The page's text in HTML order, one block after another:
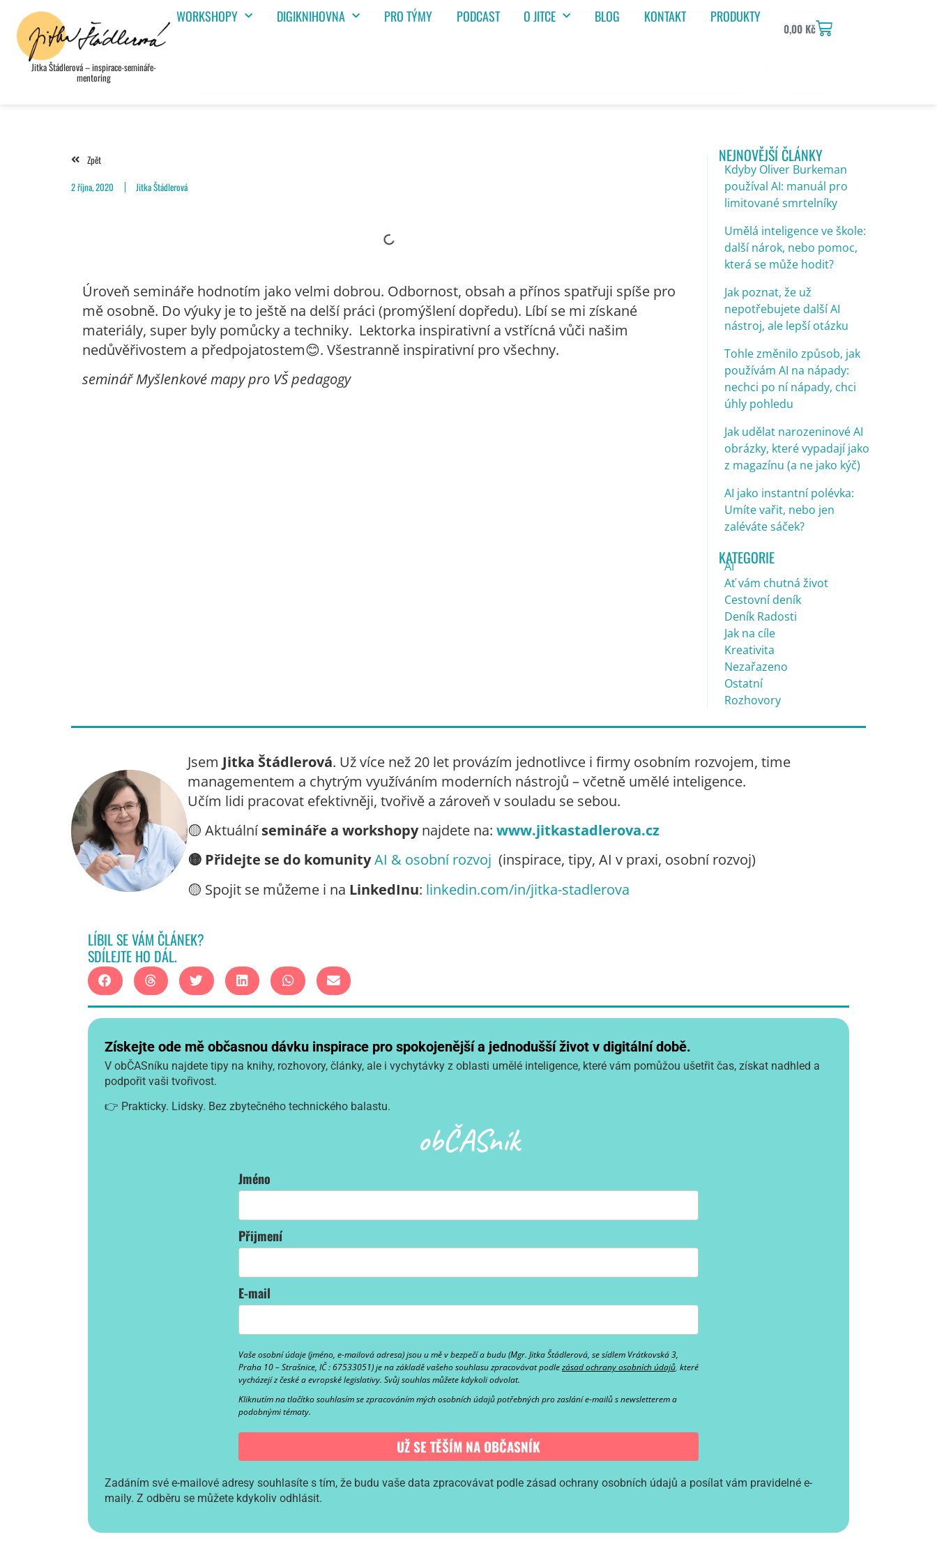
Jitka Štádlerová – inspirace-semináře-
mentoring
WORKSHOPY DIGIKNIHOVNA PRO TÝMY PODCAST O JITCE BLOG KONTAKT PRODUKTY
0,00 Kč
Zpět
2 října, 2020
Jitka Štádlerová
Úroveň semináře hodnotím jako velmi dobrou. Odbornost, obsah a přínos spatřuji spíše pro
mě osobně. Do výuky je to ještě na delší práci (promýšlení dopředu). Líbí se mi získané
materiály, super byly pomůcky a techniky. Lektorka inspirativní a vstřícná vůči našim
nedůvěřivostem a předpojatostem😊. Všestranně inspirativní pro všechny.
seminář Myšlenkové mapy pro VŠ pedagogy
NEJNOVĚJŠÍ ČLÁNKY
Kdyby Oliver Burkeman
používal AI: manuál pro
limitované smrtelníky
Umělá inteligence ve škole:
další nárok, nebo pomoc,
která se může hodit?
Jak poznat, že už
nepotřebujete další AI
nástroj, ale lepší otázku
Tohle změnilo způsob, jak
používám AI na nápady:
nechci po ní nápady, chci
úhly pohledu
Jak udělat narozeninové AI
obrázky, které vypadají jako
z magazínu (a ne jako kýč)
AI jako instantní polévka:
Umíte vařit, nebo jen
zaléváte sáček?
KATEGORIE
AI
Ať vám chutná život
Cestovní deník
Deník Radosti
Jak na cíle
Kreativita
Nezařazeno
Ostatní
Rozhovory
Jsem Jitka Štádlerová. Už více než 20 let provázím jednotlivce i firmy osobním rozvojem, time
managementem a chytrým využíváním moderních nástrojů – včetně umělé inteligence.
Učím lidi pracovat efektivněji, tvořivě a zároveň v souladu se sebou.
🟡 Aktuálnísemináře a workshopynajdete na:www.jitkastadlerova.cz
🟡 Přidejte se do komunityAI & osobní rozvoj (inspirace, tipy, AI v praxi, osobní rozvoj)
🟡 Spojit se můžeme i na LinkedInu: linkedin.com/in/jitka-stadlerova
LÍBIL SE VÁM ČLÁNEK?
SDÍLEJTE HO DÁL.
Získejte ode mě občasnou dávku inspirace pro spokojenější a jednodušší život v digitální době.
V obČASníku najdete tipy na knihy, rozhovory, články, ale i vychytávky z oblasti umělé inteligence, které vám pomůžou ušetřit čas, získat nadhled a
podpořit vaši tvořivost.
👉 Prakticky. Lidsky. Bez zbytečného technického balastu.
obČASník
Jméno
Přijmení
E-mail
Vaše osobní údaje (jméno, e-mailová adresa) jsou u mě v bezpečí a budu(Mgr. Jitka Štádlerová, se sídlem Vrátkovská 3,
Praha 10 – Strašnice, IČ : 67533051)je na základě vašeho souhlasu zpracovávat podlezásadochrany osobních údajů, které
vycházejí z české a evropské legislativy. Svůj souhlas můžete kdykoli odvolat.
Kliknutím na tlačítkosouhlasím se zpracováním mých osobních údajů potřebných pro zaslání e-mailů s newsletterem a
podobnými tématy.
UŽ SE TĚŠÍM NA OBČASNÍK
Zadáním své e-mailové adresy souhlasíte s tím, že budu vaše data zpracovávat podle zásad ochrany osobních údajů a posílat vám pravidelné e-
maily. Z odběru se můžete kdykoliv odhlásit.